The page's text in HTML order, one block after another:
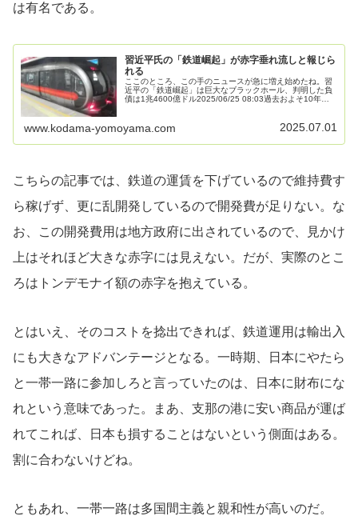
は有名である。
習近平氏の「鉄道崛起」が赤字垂れ流しと報じら
れる
ここのところ、この手のニュースが急に増え始めたね。習
近平の「鉄道崛起」は巨大なブラックホール、判明した負
債は1兆4600億ドル2025/06/25 08:03過去およそ10年の
www.kodama-yomoyama.com 2025.07.01
こちらの記事では、鉄道の運賃を下げているので維持費す
ら稼げず、更に乱開発しているので開発費が足りない。な
お、この開発費用は地方政府に出されているので、見かけ
上はそれほど大きな赤字には見えない。だが、実際のとこ
ろはトンデモナイ額の赤字を抱えている。
とはいえ、そのコストを捻出できれば、鉄道運用は輸出入
にも大きなアドバンテージとなる。一時期、日本にやたら
と一帯一路に参加しろと言っていたのは、日本に財布にな
れという意味であった。まあ、支那の港に安い商品が運ば
れてこれば、日本も損することはないという側面はある。
割に合わないけどね。
ともあれ、一帯一路は多国間主義と親和性が高いのだ。